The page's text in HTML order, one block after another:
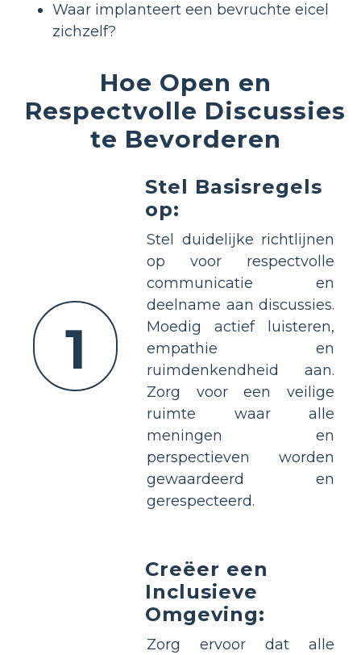
Waar implanteert een bevruchte eicel
zichzelf?
Hoe Open en
Respectvolle Discussies
te Bevorderen
1
Stel Basisregels
op:
Stel duidelijke richtlijnen
op voor respectvolle
communicatie en
deelname aan discussies.
Moedig actief luisteren,
empathie en
ruimdenkendheid aan.
Zorg voor een veilige
ruimte waar alle
meningen en
perspectieven worden
gewaardeerd en
gerespecteerd.
Creëer een
Inclusieve
Omgeving:
Zorg ervoor dat alle